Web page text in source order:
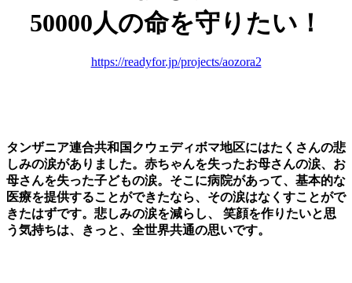
50000人の命を守りたい！
https://readyfor.jp/projects/aozora2
タンザニア連合共和国クウェディボマ地区にはたくさんの悲
しみの涙がありました。 赤ちゃんを失ったお母さんの涙、お
母さんを失った子どもの涙。 そこに病院があって、基本的な
医療を提供することができたなら、その涙はなくすことがで
きたはずです。 悲しみの涙を減らし、 笑顔を作りたいと思
う気持ちは、きっと、全世界共通の思いです。